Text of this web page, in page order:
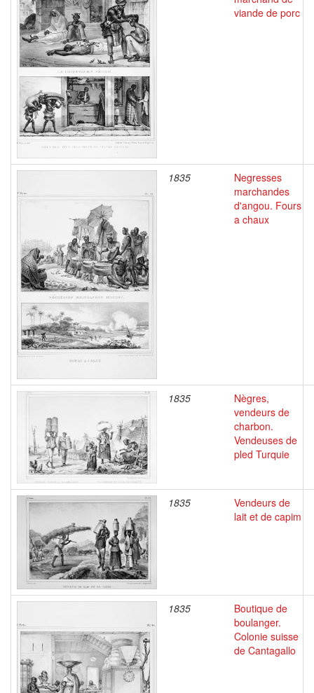
viande de porc
1835
Negresses
marchandes
d'angou. Fours
a chaux
1835
Nègres,
vendeurs de
charbon.
Vendeuses de
pled Turquie
1835
Vendeurs de
lait et de capim
1835
Boutique de
boulanger.
Colonie suisse
de Cantagallo